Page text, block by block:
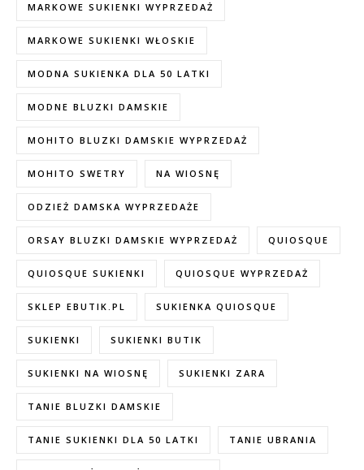
MARKOWE SUKIENKI WYPRZEDAŻ
MARKOWE SUKIENKI WŁOSKIE
MODNA SUKIENKA DLA 50 LATKI
MODNE BLUZKI DAMSKIE
MOHITO BLUZKI DAMSKIE WYPRZEDAŻ
MOHITO SWETRY NA WIOSNĘ
ODZIEŻ DAMSKA WYPRZEDAŻE
ORSAY BLUZKI DAMSKIE WYPRZEDAŻ QUIOSQUE
QUIOSQUE SUKIENKI QUIOSQUE WYPRZEDAŻ
SKLEP EBUTIK.PL SUKIENKA QUIOSQUE
SUKIENKI SUKIENKI BUTIK
SUKIENKI NA WIOSNĘ SUKIENKI ZARA
TANIE BLUZKI DAMSKIE
TANIE SUKIENKI DLA 50 LATKI TANIE UBRANIA